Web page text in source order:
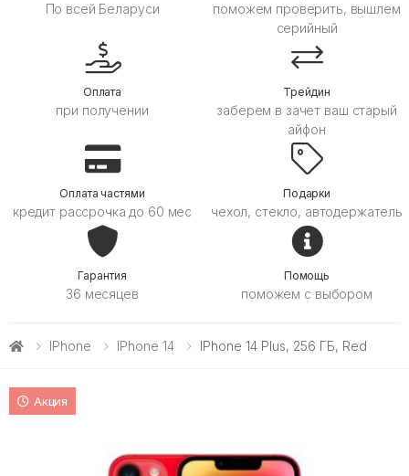
По всей Беларуси
поможем проверить, вышлем
серийный
Оплата
при получении
Трейдин
заберем в зачет ваш старый
айфон
Оплата частями
кредит рассрочка до 60 мес
Подарки
чехол, стекло, автодержатель
Гарантия
36 месяцев
Помощь
поможем с выбором
IPhone IPhone 14 IPhone 14 Plus, 256 ГБ, Red
Акция